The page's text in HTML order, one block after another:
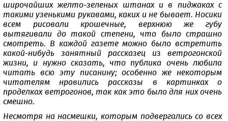
широчайших желто-зеленых штанах и в пиджаках с
такими узенькими рукавами, каких и не бывает. Носики
всем рисовали крошечные, верхнюю же губу
вытягивали до такой степени, что было страшно
смотреть. В каждой газете можно было встретить
какой-нибудь занятный рассказец из ветрогонской
жизни, и нужно сказать, что публика очень любила
читать всю эту писанину; особенно же некоторым
читателям нравились рассказы в картинках о
проделках ветрогонов, так как это было для них очень
смешно.
Несмотря на насмешки, которым подвергались со всех